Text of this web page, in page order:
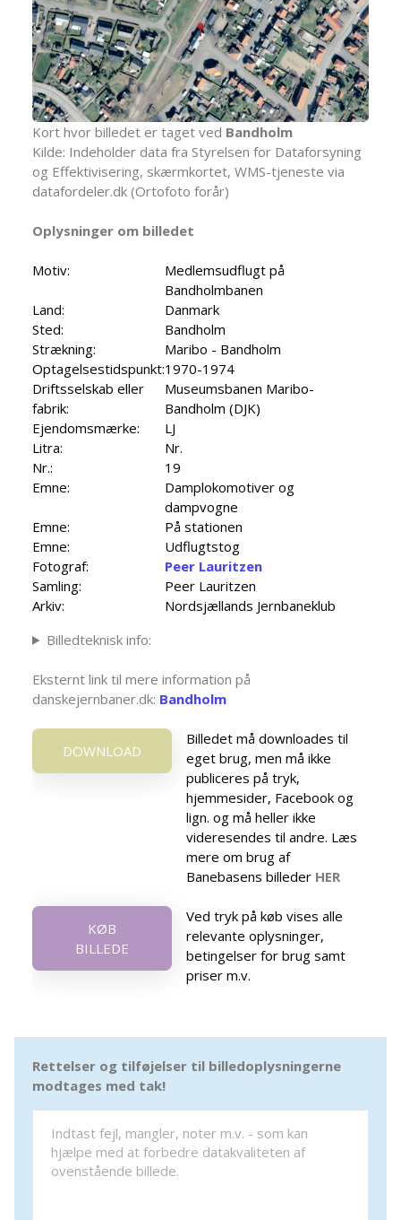
Kort hvor billedet er taget ved Bandholm
Kilde: Indeholder data fra Styrelsen for Dataforsyning
og Effektivisering, skærmkortet, WMS-tjeneste via
datafordeler.dk (Ortofoto forår)
Oplysninger om billedet
Motiv:
Medlemsudflugt på
Bandholmbanen
Land:
Danmark
Sted:
Bandholm
Strækning:
Maribo - Bandholm
Optagelsestidspunkt:1970-1974
Driftsselskab eller
fabrik:
Museumsbanen Maribo-
Bandholm (DJK)
Ejendomsmærke:
LJ
Litra:
Nr.
Nr.:
19
Emne:
Damplokomotiver og
dampvogne
Emne:
På stationen
Emne:
Udflugtstog
Fotograf:
Peer Lauritzen
Samling:
Peer Lauritzen
Arkiv:
Nordsjællands Jernbaneklub
Billedteknisk info:
Eksternt link til mere information på
danskejernbaner.dk: Bandholm
DOWNLOAD
Billedet må downloades til
eget brug, men må ikke
publiceres på tryk,
hjemmesider, Facebook og
lign. og må heller ikke
videresendes til andre. Læs
mere om brug af
Banebasens billeder HER
KØB
BILLEDE
Ved tryk på køb vises alle
relevante oplysninger,
betingelser for brug samt
priser m.v.
Rettelser og tilføjelser til billedoplysningerne
modtages med tak!